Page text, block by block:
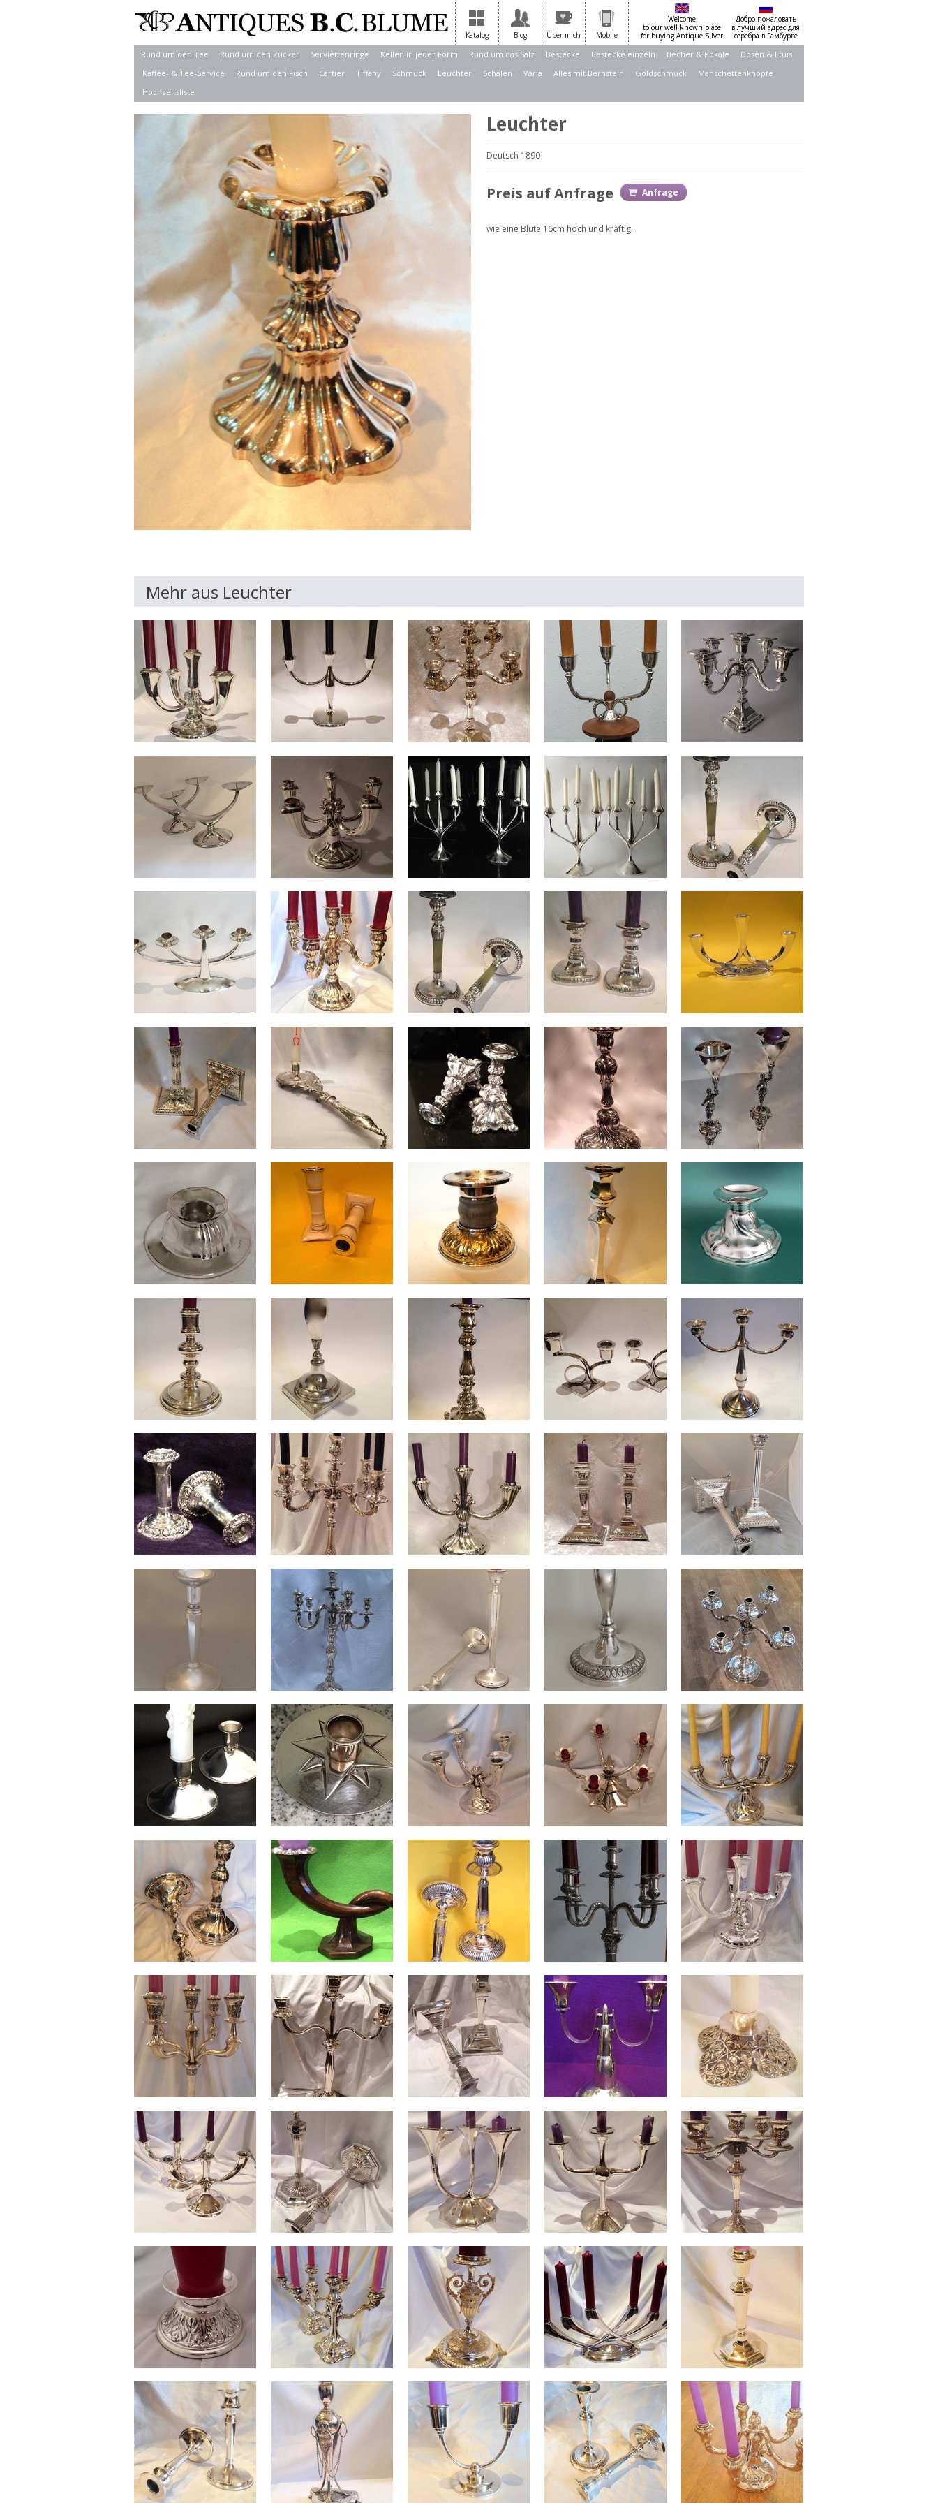
Katalog Blog Über mich Mobile
Welcome
to our well known place
for buying Antique Silver
Добро пожаловать
в лучший адрес для
серебра в Гамбурге
Rund um den Tee Rund um den Zucker Serviettenringe Kellen in jeder Form Rund um das Salz Bestecke Bestecke einzeln Becher & Pokale
Dosen & Etuis
Kaffee- & Tee-Service
Rund um den Fisch Cartier Tiffany Schmuck Leuchter Schalen Varia Alles mit Bernstein Goldschmuck
Manschettenknöpfe
Hochzeitsliste
Leuchter
Deutsch 1890
Preis auf Anfrage Anfrage
wie eine Blüte 16cm hoch und kräftig.
Mehr aus Leuchter